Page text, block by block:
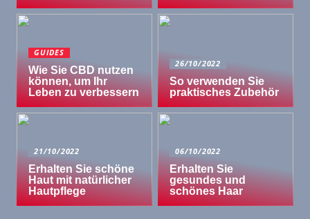
GUIDES
Wie Sie CBD nutzen
können, um Ihr
Leben zu verbessern
26/10/2022
So verwenden Sie
praktisches Zubehör
21/10/2022
Erhalten Sie schöne
Haut mit natürlicher
Hautpflege
06/10/2022
Erhalten Sie
gesundes und
schönes Haar